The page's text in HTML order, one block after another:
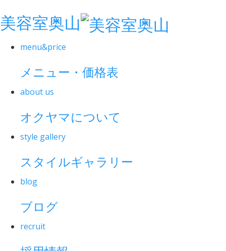
美容室奥山
menu&price
メニュー・価格表
about us
オクヤマについて
style gallery
スタイルギャラリー
blog
ブログ
recruit